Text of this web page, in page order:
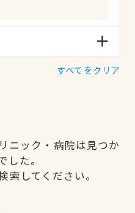
すべてをクリア
ニック・病院は見つか
した。
索してください。